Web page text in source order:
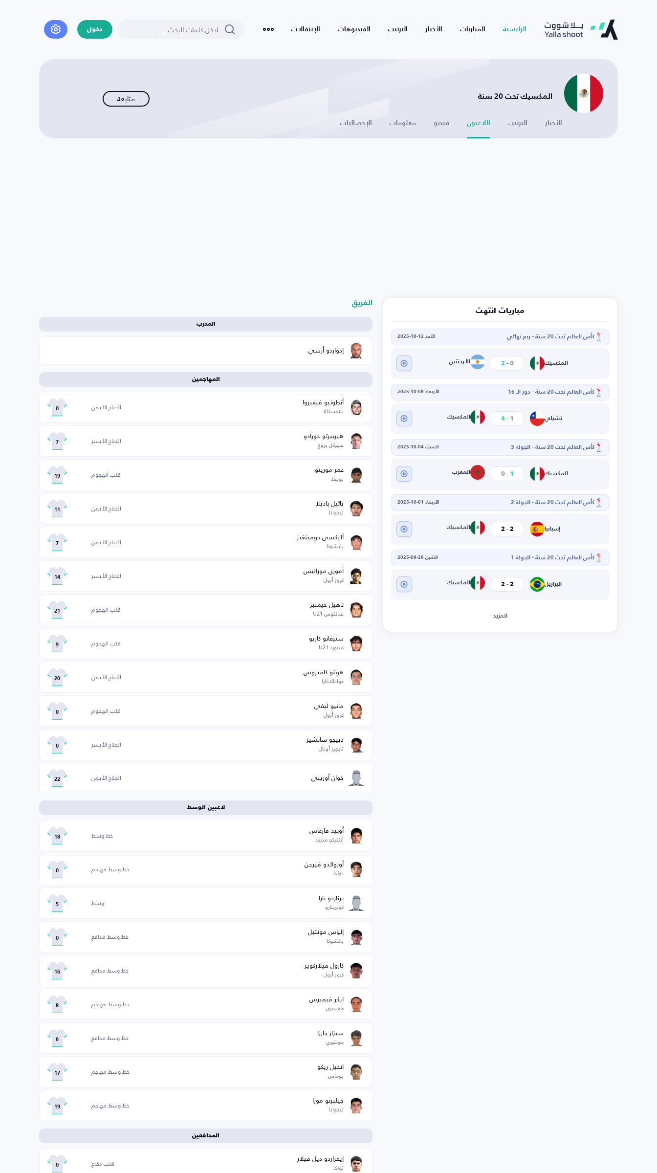
الرئيسية المباريات الأخبار الترتيب الفيديوهات الإنتقالات دخول
المكسيك تحت 20 سنة متابعة
الأخبار الترتيب اللاعبون فيديو معلومات الإحصائيات
مباريات انتهت
كأس العالم تحت 20 سنة - ربع نهائي الأحد 12-10-2025
المكسيك 0
-
2 الأرجنتين
كأس العالم تحت 20 سنة - دور الـ 16 الأربعاء 08-10-2025
تشيلي 1
-
4 المكسيك
كأس العالم تحت 20 سنة - الجولة 3 السبت 04-10-2025
المكسيك 1
-
0 المغرب
كأس العالم تحت 20 سنة - الجولة 2 الأربعاء 01-10-2025
إسبانيا 2
-
2 المكسيك
كأس العالم تحت 20 سنة - الجولة 1 الاثنين 29-09-2025
البرازيل 2
-
2 المكسيك
المزيد
الفريق
المدرب
إدواردو أرسي
المهاجمين
أنطونيو فيغيروا
تلاكسكالا الجناح الأيمن 0
هيربيرتو خورادو
سيركل بروج الجناح الأيسر 7
عمر مورينو
بويبلا قلب الهجوم 19
يائيل باديلا
تيخوانا الجناح الأيمن 11
أليكسي دومينغيز
باتشوكا الجناح الأيمن 7
أموري موراليس
كروز أزول الجناح الأيسر 14
تاهيل خيمنيز
سانتوس U21 قلب الهجوم 21
ستيفانو كاريو
فينورد U21 قلب الهجوم 9
هوغو كامبروس
غوادالاخارا الجناح الأيمن 20
ماتيو ليفي
كروز أزول قلب الهجوم 0
دييجو سانشيز
تايجرز أونال الجناح الأيسر 0
خوان أوريبي الجناح الأيمن 22
لاعبين الوسط
أوبيد فارغاس
أتلتيكو مدريد خط وسط 18
أوزوالدو فيرجن
تولكا خط وسط مهاجم 0
برناردو بارا
كويريتارو وسط 5
إلياس مونتيل
باتشوكا خط وسط مدافع 0
كارول فيلازكويز
كروز أزول خط وسط مدافع 16
ايكر فيمبرس
مونتيري خط وسط مهاجم 8
سيزار جارزا
مونتيري خط وسط مدافع 6
انخيل ريكو
بوماس خط وسط مهاجم 17
جيلبرتو مورا
تيخوانا خط وسط مهاجم 19
المدافعين
إيفراردو ديل فيلار
تولكا قلب دفاع 0